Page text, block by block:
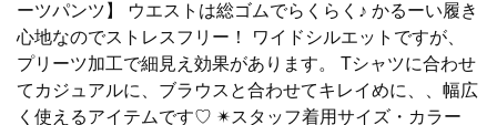
ーツパンツ】 ウエストは総ゴムでらくらく♪ かるーい履き
心地なのでストレスフリー！ ワイドシルエットですが、
プリーツ加工で細見え効果があります。 Tシャツに合わせ
てカジュアルに、ブラウスと合わせてキレイめに、、幅広
く使えるアイテムです♡ ✴︎スタッフ着用サイズ・カラー